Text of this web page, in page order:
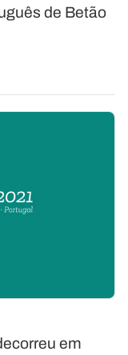
de Betão
em